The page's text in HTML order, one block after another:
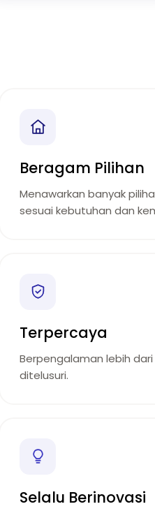
Beragam Pilihan
Menawarkan banyak
sesuai kebutuhan dan
Terpercaya
Berpengalaman lebih
ditelusuri.
Selalu Berinovasi